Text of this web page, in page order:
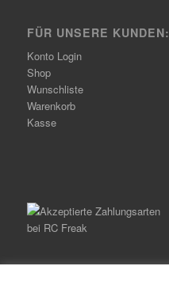
FÜR UNSERE KUNDEN:
Konto Login
Shop
Wunschliste
Warenkorb
Kasse